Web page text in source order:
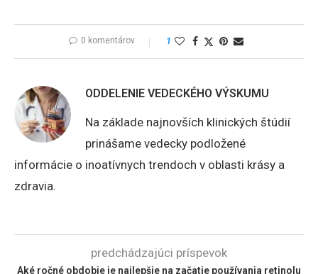
0 komentárov 1
ODDELENIE VEDECKÉHO VÝSKUMU
Na základe najnovších klinických štúdií
prinášame vedecky podložené
informácie o inoatívnych trendoch v oblasti krásy a
zdravia.
predchádzajúci príspevok
Aké ročné obdobie je najlepšie na začatie používania retinolu